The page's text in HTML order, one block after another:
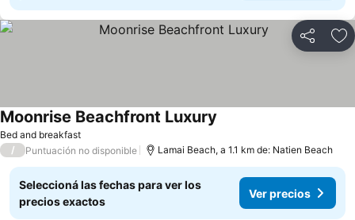
Compartir
Bed and breakfast
Moonrise Beachfront Luxury
/ Puntuación no disponible Lamai Beach, a 1.1 km de: Natien Beach
Seleccioná las fechas para ver los
precios exactos
Ver precios